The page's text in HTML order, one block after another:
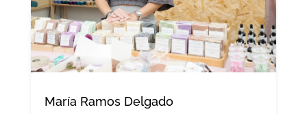
María Ramos Delgado